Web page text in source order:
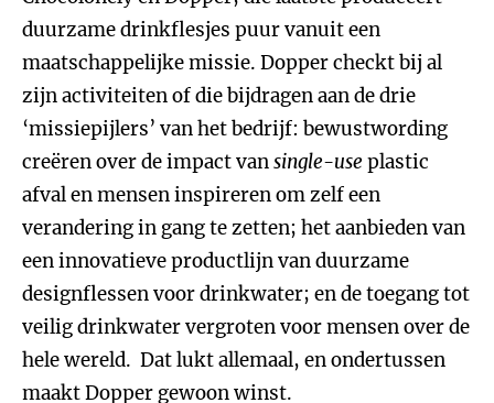
duurzame drinkflesjes puur vanuit een
maatschappelijke missie. Dopper checkt bij al
zijn activiteiten of die bijdragen aan de drie
‘missiepijlers’ van het bedrijf: bewustwording
creëren over de impact vansingle-use plastic
afval en mensen inspireren om zelf een
verandering in gang te zetten; het aanbieden van
een innovatieve productlijn van duurzame
designflessen voor drinkwater; en de toegang tot
veilig drinkwater vergroten voor mensen over de
hele wereld. Dat lukt allemaal, en ondertussen
maakt Dopper gewoon winst.